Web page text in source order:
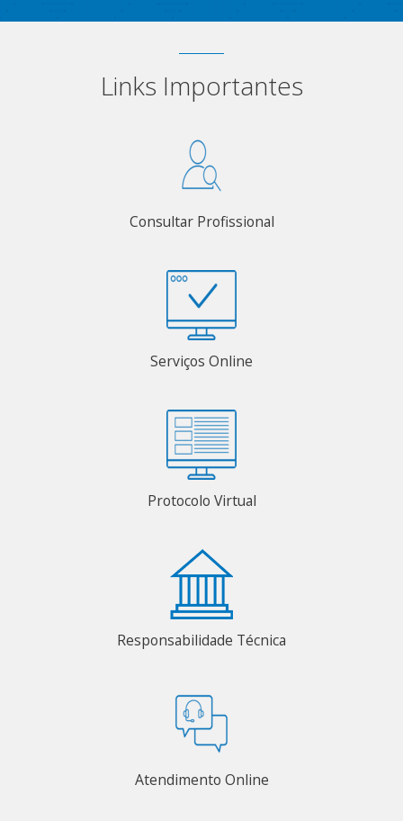
Links Importantes
Consultar Profissional
Serviços Online
Protocolo Virtual
Responsabilidade Técnica
Atendimento Online